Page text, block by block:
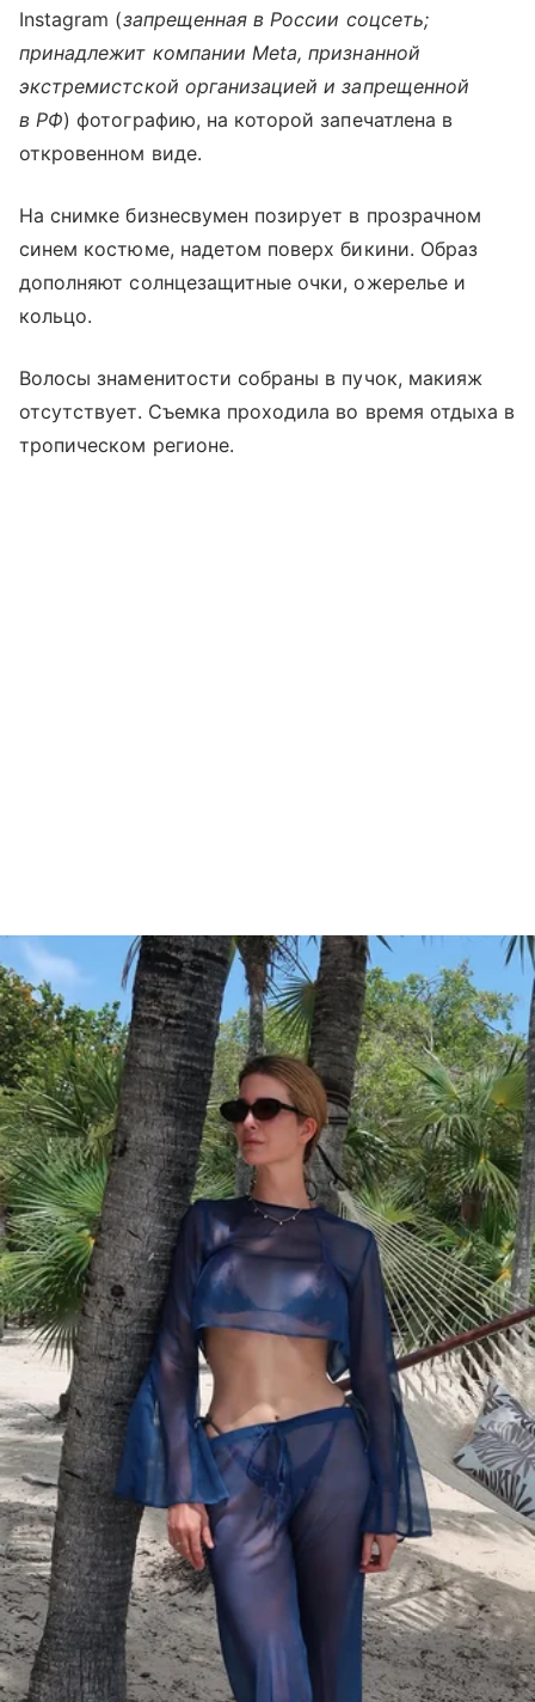
Instagram (запрещенная в России соцсеть;
принадлежит компании Meta, признанной
экстремистской организацией и запрещенной
в РФ) фотографию, на которой запечатлена в
откровенном виде.
На снимке бизнесвумен позирует в прозрачном
синем костюме, надетом поверх бикини. Образ
дополняют солнцезащитные очки, ожерелье и
кольцо.
Волосы знаменитости собраны в пучок, макияж
отсутствует. Съемка проходила во время отдыха в
тропическом регионе.